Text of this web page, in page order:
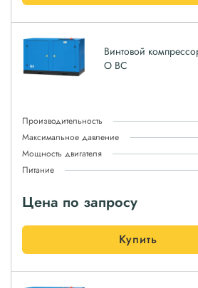
Винтовой
О ВС
Производительность
Максимальное давление
Мощность двигателя
Питание
Цена по запросу
Купить